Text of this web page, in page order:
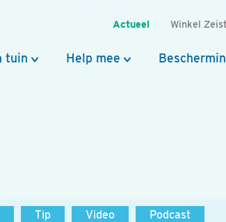
Actueel Winkel Zeist
tuin Help mee
Tip Video Podcast